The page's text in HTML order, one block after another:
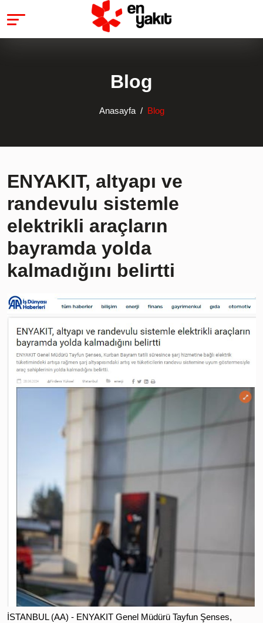
Blog
Anasayfa Blog
ENYAKIT, altyapı ve
randevulu sistemle
elektrikli araçların
bayramda yolda
kalmadığını belirtti
İSTANBUL (AA) - ENYAKIT Genel Müdürü Tayfun Şenses,